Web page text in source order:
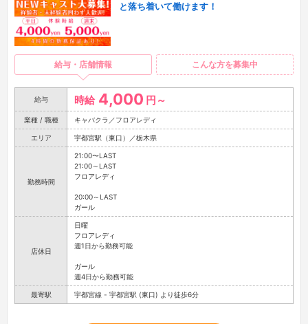
と落ち着いて働けます！
給与・店舗情報 こんな方を募集中
給与 時給 4,000 円～
業種 / 職種 キャバクラ／フロアレディ
エリア 宇都宮駅（東口）／栃木県
勤務時間
21:00〜LAST
21:00～LAST
フロアレディ
20:00～LAST
ガール
店休日
日曜
フロアレディ
週1日から勤務可能
ガール
週4日から勤務可能
最寄駅 宇都宮線 - 宇都宮駅 (東口) より徒歩6分